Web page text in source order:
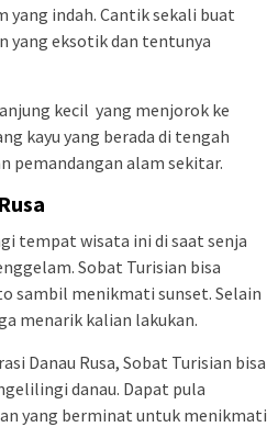
indah. Cantik sekali buat
yang eksotik dan tentunya
kecil yang menjorok ke
kayu yang berada di tengah
pemandangan alam sekitar.
tempat wisata ini di saat senja
Sobat Turisian bisa
sambil menikmati sunset. Selain
menarik kalian lakukan.
Danau Rusa, Sobat Turisian bisa
danau. Dapat pula
yang berminat untuk menikmati